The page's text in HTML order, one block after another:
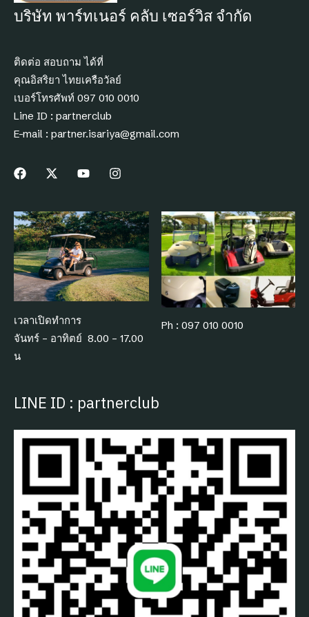
บริษัท พาร์ทเนอร์ คลับ เซอร์วิส จำกัด
ติดต่อ สอบถาม ได้ที่
คุณอิสริยา ไทยเครือวัลย์
เบอร์โทรศัพท์ 097 010 0010
Line ID : partnerclub
E-mail : partner.isariya@gmail.com
เวลาเปิดทำการ
จันทร์ – อาทิตย์ 8.00 – 17.00
น
Ph : 097 010 0010
LINE ID : partnerclub